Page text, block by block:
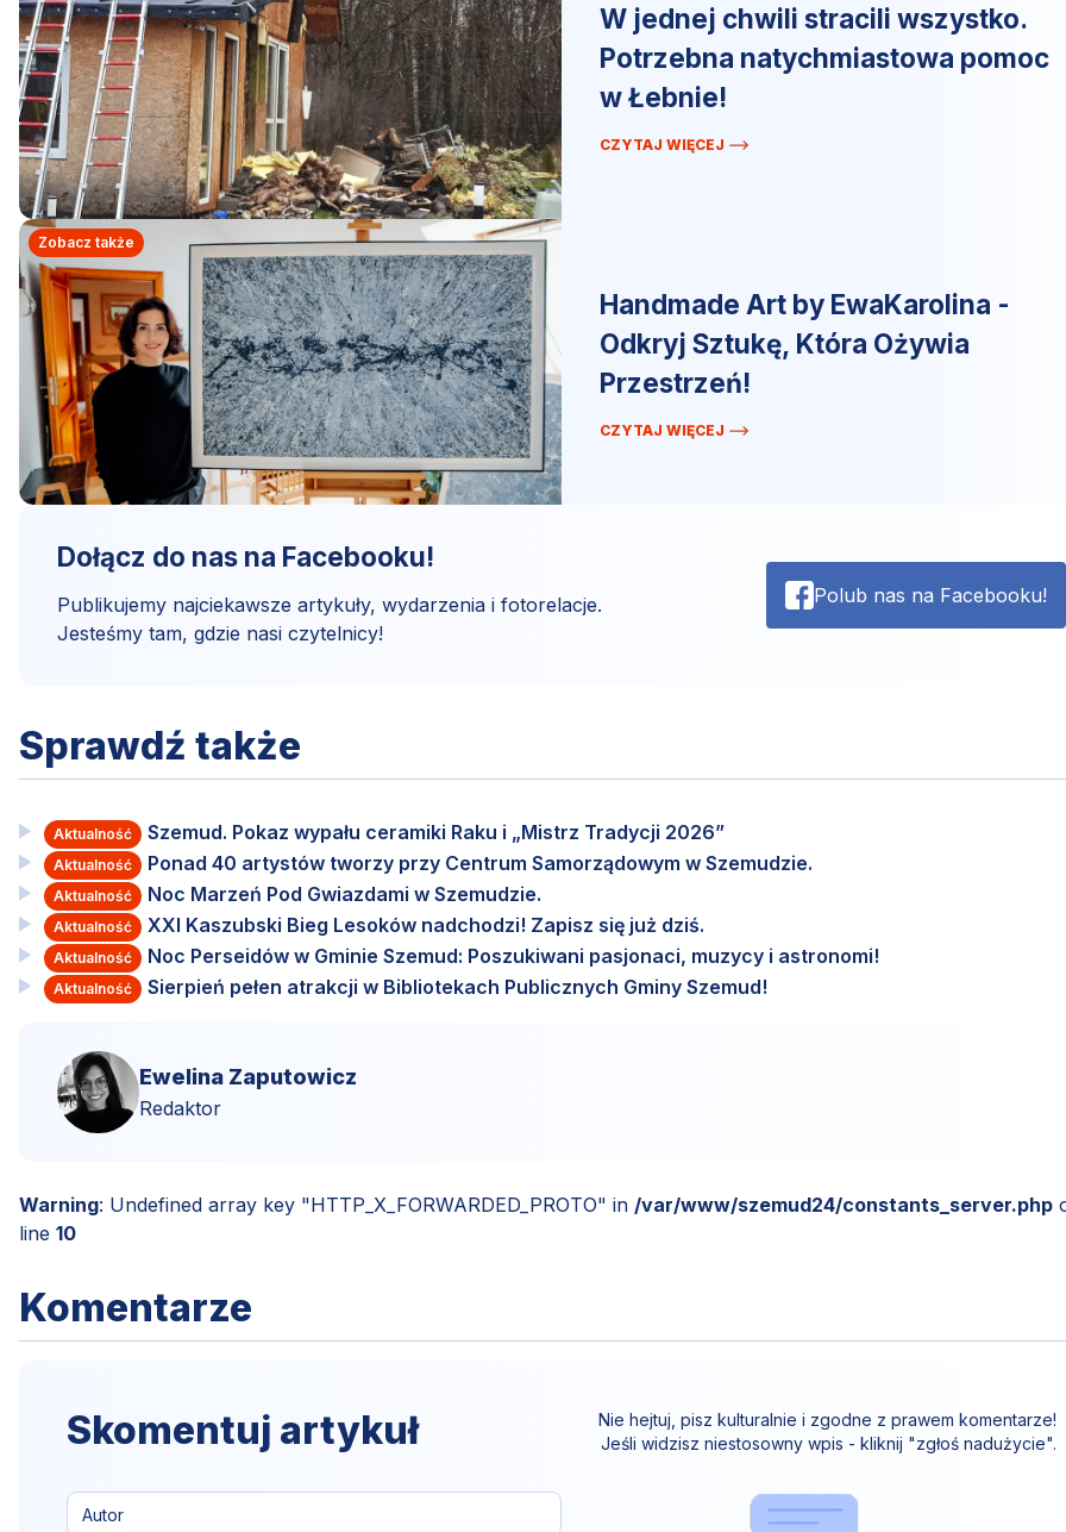
W jednej chwili stracili wszystko.
Potrzebna natychmiastowa pomoc
w Łebnie!
CZYTAJ WIĘCEJ
Zobacz także
Handmade Art by EwaKarolina -
Odkryj Sztukę, Która Ożywia
Przestrzeń!
CZYTAJ WIĘCEJ
Dołącz do nas na Facebooku!
Publikujemy najciekawsze artykuły, wydarzenia i fotorelacje.
Jesteśmy tam, gdzie nasi czytelnicy!
Polub nas na Facebooku!
Sprawdź także
Aktualność Szemud. Pokaz wypału ceramiki Raku i „Mistrz Tradycji 2026”
Aktualność Ponad 40 artystów tworzy przy Centrum Samorządowym w Szemudzie.
Aktualność Noc Marzeń Pod Gwiazdami w Szemudzie.
Aktualność XXI Kaszubski Bieg Lesoków nadchodzi! Zapisz się już dziś.
Aktualność Noc Perseidów w Gminie Szemud: Poszukiwani pasjonaci, muzycy i astronomi!
Aktualność Sierpień pełen atrakcji w Bibliotekach Publicznych Gminy Szemud!
Ewelina Zaputowicz
Redaktor
Warning: Undefined array key "HTTP_X_FORWARDED_PROTO" in /var/www/szemud24/constants_server.php
line 10
Komentarze
Skomentuj artykuł
Nie hejtuj, pisz kulturalnie i zgodne z prawem komentarze!
Jeśli widzisz niestosowny wpis - kliknij "zgłoś nadużycie".